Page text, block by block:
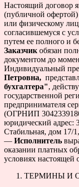
Настоящий договор
(публичной
или физическому
согласившемуся с
путем ее полного и
Заказчик обязан
документом до
Индивидуальный
Петровна,
бухгалтера",
государственной
предпринимателя
(ОГРНИП
юридический адрес:
Стабильная, дом 17/
— Исполнитель
оказании платных
условиях
ТЕРМИНЫ И